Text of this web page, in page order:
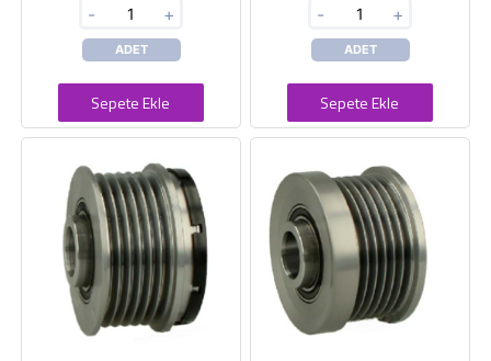
- +
ADET
Sepete Ekle
- +
ADET
Sepete Ekle